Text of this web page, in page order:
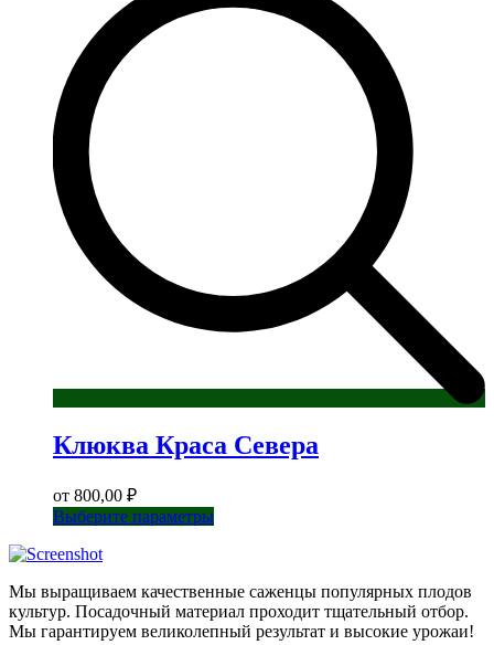
вариаций.
Клюква Краса Севера
от 800,00 ₽
Выберите параметрыЭтот
вариаций.
Опции
можно
Мы выращиваем качественные саженцы популярных плодов
культур. Посадочный материал проходит тщательный отбор.
Мы гарантируем великолепный результат и высокие урожаи!